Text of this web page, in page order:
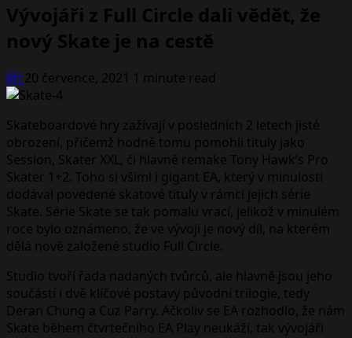
Vývojáři z Full Circle dali vědět, že
nový Skate je na cestě
Jiří20 července, 2021 1 minute read
Skateboardové hry zažívají v posledních 2 letech jisté
obrození, přičemž hodně tomu pomohli tituly jako
Session, Skater XXL, či hlavně remake Tony Hawk’s Pro
Skater 1+2. Toho si všiml i gigant EA, který v minulosti
dodával povedené skatové tituly v rámci jejich série
Skate. Série Skate se tak pomalu vrací, jelikož v minulém
roce bylo oznámeno, že ve vývoji je nový díl, na kterém
dělá nově založené studio Full Circle.
Studio tvoří řada nadaných tvůrců, ale hlavně jsou jeho
součástí i dvě klíčové postavy původní trilogie, tedy
Deran Chung a Cuz Parry. Ačkoliv se EA rozhodlo, že nám
Skate během čtvrtečního EA Play neukáží, tak vývojáři